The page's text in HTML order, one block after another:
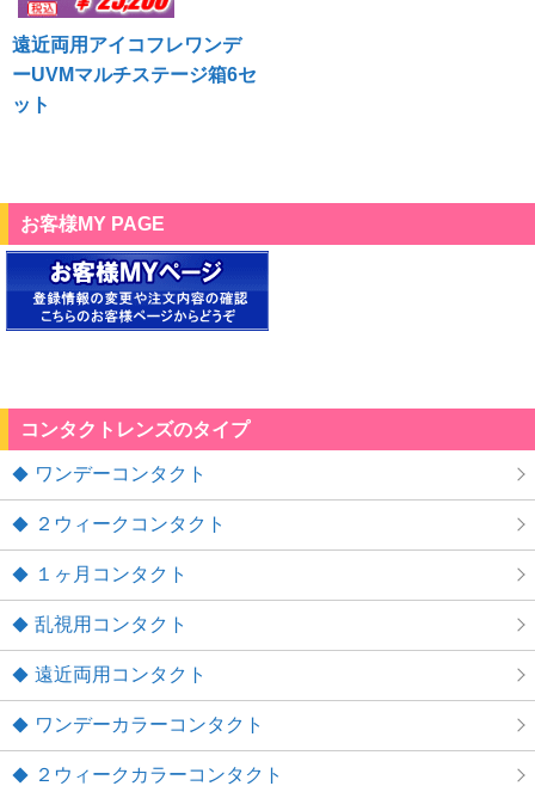
遠近両用アイコフレワンデ
ーUVMマルチステージ箱6セ
ット
お客様MY PAGE
コンタクトレンズのタイプ
ワンデーコンタクト
２ウィークコンタクト
１ヶ月コンタクト
乱視用コンタクト
遠近両用コンタクト
ワンデーカラーコンタクト
２ウィークカラーコンタクト